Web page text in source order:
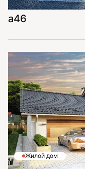
a46
Жилой дом